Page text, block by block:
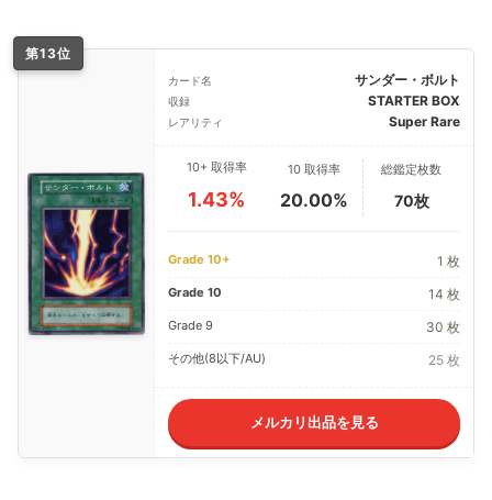
第13位
カード名 サンダー・ボルト
収録 STARTER BOX
レアリティ Super Rare
10+ 取得率
1.43%
10 取得率
20.00%
総鑑定枚数
70枚
Grade 10+ 1 枚
Grade 10 14 枚
Grade 9 30 枚
その他(8以下/AU) 25 枚
メルカリ出品を見る